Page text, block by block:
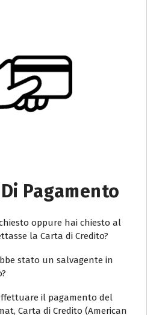
Pagamento
oppure hai chiesto al
la Carta di Credito?
stato un salvagente in
il pagamento del
Carta di Credito (American